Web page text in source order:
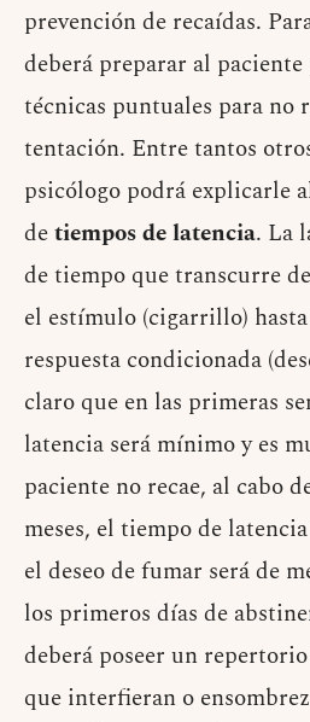
prevención de recaídas.
deberá preparar al paciente
técnicas puntuales para no
tentación. Entre tantos
psicólogo podrá explicarle
detiempos de latencia. La
de tiempo que transcurre
el estímulo (cigarrillo)
respuesta condicionada
claro que en las primeras
latencia será mínimo y es
paciente no recae, al cabo
meses, el tiempo de
el deseo de fumar será de
los primeros días de
deberá poseer un
que interfieran o